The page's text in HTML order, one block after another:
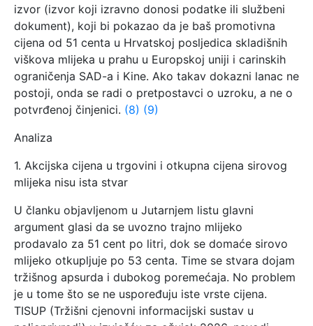
izvor (izvor koji izravno donosi podatke ili službeni
dokument), koji bi pokazao da je baš promotivna
cijena od 51 centa u Hrvatskoj posljedica skladišnih
viškova mlijeka u prahu u Europskoj uniji i carinskih
ograničenja SAD-a i Kine. Ako takav dokazni lanac ne
postoji, onda se radi o pretpostavci o uzroku, a ne o
potvrđenoj činjenici. (8) (9)
Analiza
1. Akcijska cijena u trgovini i otkupna cijena sirovog
mlijeka nisu ista stvar
U članku objavljenom u Jutarnjem listu glavni
argument glasi da se uvozno trajno mlijeko
prodavalo za 51 cent po litri, dok se domaće sirovo
mlijeko otkupljuje po 53 centa. Time se stvara dojam
tržišnog apsurda i dubokog poremećaja. No problem
je u tome što se ne uspoređuju iste vrste cijena.
TISUP (Tržišni cjenovni informacijski sustav u